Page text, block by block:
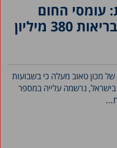
עומסי החום
עולים למערכת הבריאות 380 מיליון
מכון טאוב מעלה כי בשבועות
נרשמה עלייה במספר